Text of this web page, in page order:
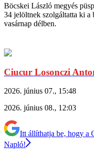
Böcskei László megyés
34 jelöltnek szolgáltatta ki a
vasárnap délben.
Ciucur Losonczi
2026. június 07., 15:48
2026. június 08., 12:03
Itt állíthatja be, hogy a
Napló!